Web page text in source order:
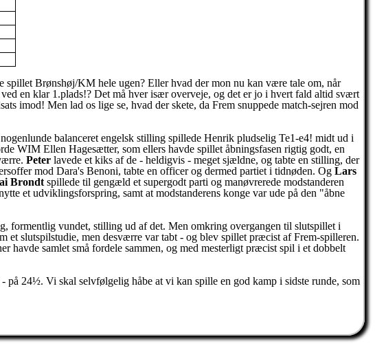
Brønshøj/KM hele ugen? Eller hvad der mon nu kan være tale om, når
en klar 1.plads!? Det må hver især overveje, og det er jo i hvert fald altid svært
imod! Men lad os lige se, hvad der skete, da Frem snuppede match-sejren mod
balanceret engelsk stilling spillede Henrik pludselig Te1-e4! midt ud i
WIM Ellen Hagesætter, som ellers havde spillet åbningsfasen rigtig godt, en
Peter lavede et kiks af de - heldigvis - meget sjældne, og tabte en stilling, der
mod Dara's Benoni, tabte en officer og dermed partiet i tidnøden. Og Lars
Brondt spillede til gengæld et supergodt parti og manøvrerede modstanderen
et udviklingsforspring, samt at modstanderens konge var ude på den "åbne
formentlig vundet, stilling ud af det. Men omkring overgangen til slutspillet i
et slutspilstudie, men desværre var tabt - og blev spillet præcist af Frem-spilleren.
havde samlet små fordele sammen, og med mesterligt præcist spil i et dobbelt
24½. Vi skal selvfølgelig håbe at vi kan spille en god kamp i sidste runde, som